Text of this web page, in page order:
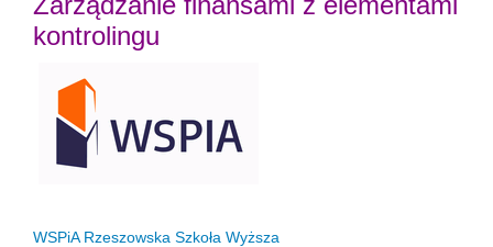
kontrolingu
WSPiA Rzeszowska Szkoła Wyższa